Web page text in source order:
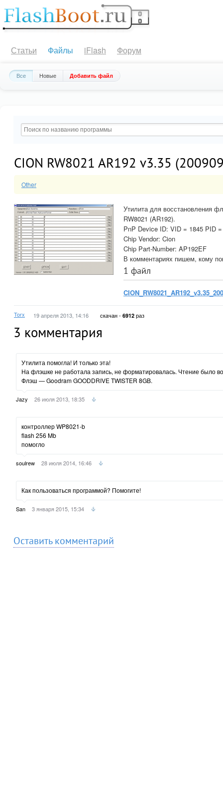
Статьи Файлы iFlash Форум
Все Новые Добавить файл
CION RW8021 AR192 v3.35
Other
Утилита для восстановления
RW8021 (AR192).
PnP Device ID: VID = 1845 PID
Chip Vendor: Cion
Chip Part-Number: AP192EF
В комментариях пишем, кому
1 файл
Torx 19 апреля 2013, 14:16 скачан - 6912 раз
3 комментария
Утилита помогла! И только эта!
На флэшке не работала запись, не форматировалась. Чтение было
Флэш — Goodram GOODDRIVE TWISTER 8GB.
Jazy 26 июля 2013, 18:35
контроллер WP8021-b
flash 256 Mb
помогло
soulrew 28 июля 2014, 16:46
Как пользоваться программой? Помогите!
San 3 января 2015, 15:34
Оставить комментарий